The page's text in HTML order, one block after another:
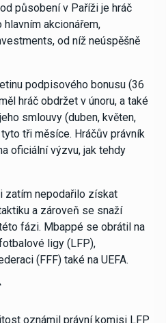
působení v Paříži je hráč
akcionářem,
od níž neúspěšně
podpisového bonusu (36
hráč obdržet v únoru, a také
smlouvy (duben, květen,
tři měsíce. Hráčův právník
oficiální výzvu, jak tehdy
zatím nepodařilo získat
a zároveň se snaží
fázi. Mbappé se obrátil na
ligy (LFP),
(FFF) také na UEFA.
oznámil právní komisi LFP